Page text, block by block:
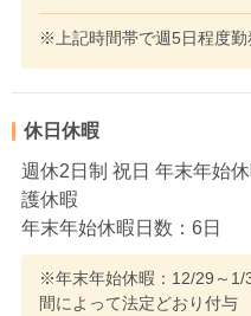
※上記時間帯で週5日程度勤
休日休暇
週休2日制 祝日 年末年始
護休暇
年末年始休暇日数：6日
※年末年始休暇：12/29～
間によって法定どおり付与